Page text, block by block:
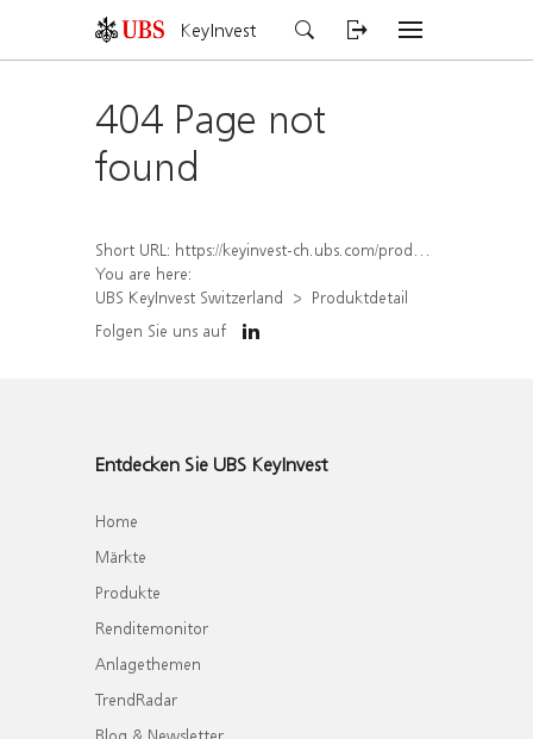
KeyInvest
404 Page not
found
Short URL: https://keyinvest-ch.ubs.com/produkt/detail/index/isin/CH1577914216
You are here:
UBS KeyInvest Switzerland
Produktdetail
Folgen Sie uns auf
Entdecken Sie UBS KeyInvest
Home
Märkte
Produkte
Renditemonitor
Anlagethemen
TrendRadar